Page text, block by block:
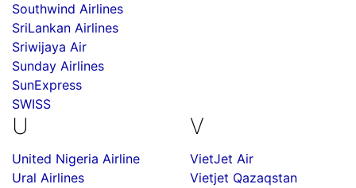
Southwind Airlines
SriLankan Airlines
Sriwijaya Air
Sunday Airlines
SunExpress
SWISS
U
United Nigeria Airline
Ural Airlines
V
VietJet Air
Vietjet Qazaqstan